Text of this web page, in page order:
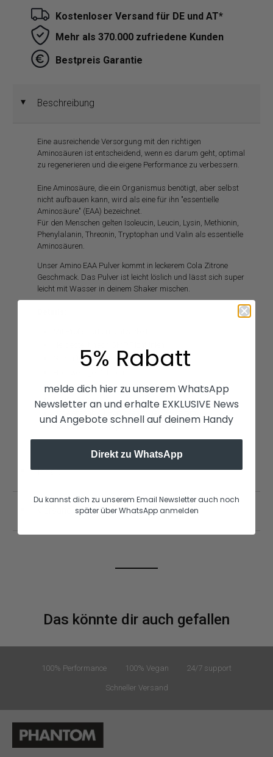
Kostenloser Versand für DE und AT*
Mehr als 370.000 zufriedene Kunden
Bestpreis Garantie
◄ Beschreibung
Eine ausreichende Versorgung mit den richtigen
Aminosäuren ist entscheidend, wenn es darum geht, optimal
zu regenerieren und die eigene Performance zu verbessern.
Eine Aminosäure, die ein Organismus benötigt, aber selbst
nicht aufbauen kann, wird als eine für ihn "essentielle
Aminosäure" (EAA) bezeichnet.
Für den Menschen gelten Isoleucin, Leucin, Lysin, Methionin,
Phenylalanin, Threonin, Tryptophan und Valin als essentielle
Aminosäuren.
Unser Amino EAA Pulver kommt in leckerem Cola Zitrone
Geschmack. Das Pulver ist leicht löslich und lässt sich super
leicht mit Wasser in deinem Shaker mischen.
Geprüfte Qualität
Mit 9 essentiellen Aminosäuren
100% Vegan
Geschmack: Mango
Inhalt
Versand | Retouren
Das könnte dir auch gefallen
100% Performance 100% Vegan 24/7 support
Schneller Versand
5% Rabatt
melde dich hier zu unserem WhatsApp
Newsletter an und erhalte EXKLUSIVE News
und Angebote schnell auf deinem Handy
Direkt zu WhatsApp
Du kannst dich zu unserem Email Newsletter auch noch
später über WhatsApp anmelden